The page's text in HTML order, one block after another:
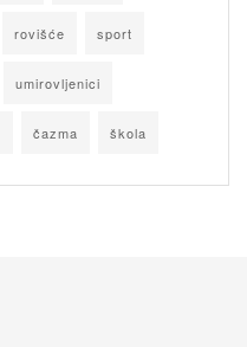
rovišće sport
umirovljenici
čazma škola